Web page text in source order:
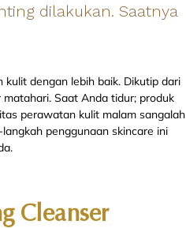
dilakukan. Saatnya
dengan lebih baik. Dikutip dari
Saat Anda tidur; produk
perawatan kulit malam sangalah
penggunaan skincare ini
Cleanser